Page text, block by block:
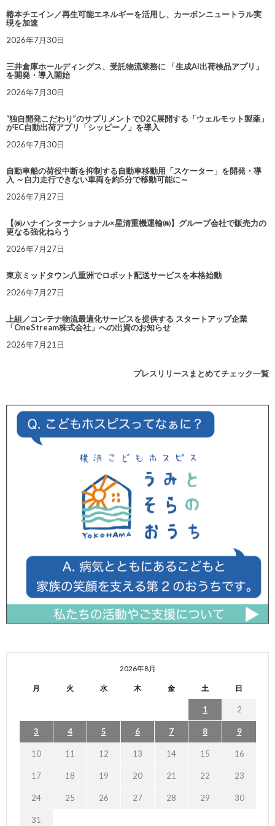
椿本チエイン／再生可能エネルギーを活用し、カーボンニュートラル実
現を加速
2026年7月30日
三井倉庫ホールディングス、受託物流業務に 「生成AI出荷検品アプリ」
を開発・導入開始
2026年7月30日
“独自開発こだわり”のサプリメントでD2C展開する「ウェルモット製薬」
がEC自動出荷アプリ「シッピーノ」を導入
2026年7月30日
自動車船の荷役中断を抑制する自動車移動用「スケーター」を開発・導
入 ～自力走行できない車両を約5分で移動可能に～
2026年7月27日
【㈱ハナインターナショナル×星清重機運輸㈱】グループ会社で販売力の
更なる強化ねらう
2026年7月27日
東京ミッドタウン八重洲でロボット配送サービスを本格始動
2026年7月27日
上組／コンテナ物流最適化サービスを提供する スタートアップ企業
「OneStream株式会社」への出資のお知らせ
2026年7月21日
プレスリリースまとめてチェック一覧
2026年8月
月 火 水 木 金 土 日
1 2
3 4 5 6 7 8 9
10 11 12 13 14 15 16
17 18 19 20 21 22 23
24 25 26 27 28 29 30
31